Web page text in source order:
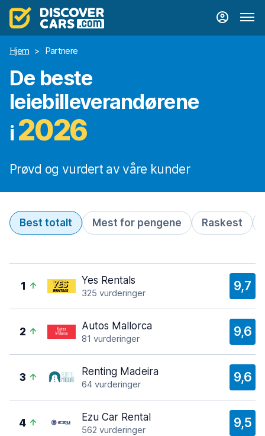
Hjem > Partnere
De beste
leiebilleverandørene
i2026
Prøvd og vurdert av våre kunder
Best totalt Mest for pengene Raskest
1 Yes Rentals
325 vurderinger 9,7
2 Autos Mallorca
81 vurderinger 9,6
3 Renting Madeira
64 vurderinger 9,6
4 Ezu Car Rental
562 vurderinger 9,5